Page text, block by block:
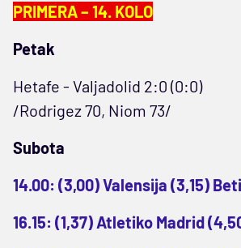
PRIMERA – 14. KOLO
Petak
Hetafe - Valjadolid 2:0 (0:0)
/Rodrigez 70, Niom 73/
Subota
14.00: (3,00) Valensija (3,15)
16.15: (1,37) Atletiko Madrid